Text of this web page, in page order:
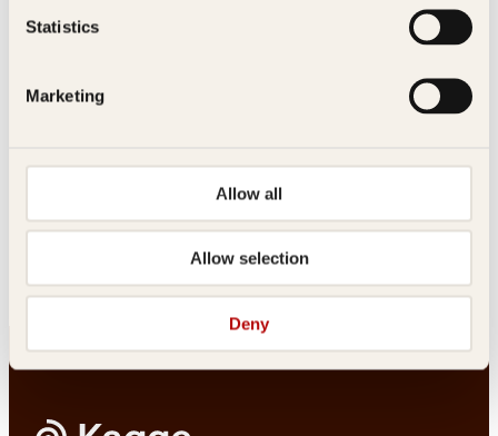
Statistics
Marketing
Allow all
Allow selection
Deny
Vitser
Les mer